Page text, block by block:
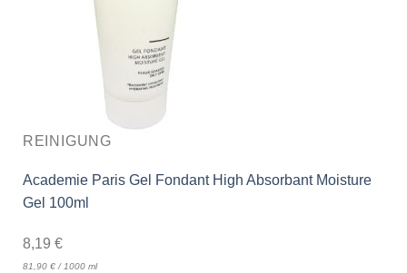
REINIGUNG
Academie Paris Gel Fondant High Absorbant Moisture
Gel 100ml
8,19 €
81,90 €/1000 ml